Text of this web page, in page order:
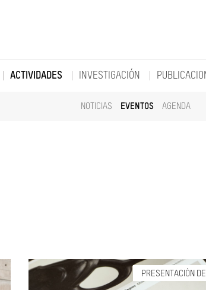
ACTIVIDADES
NOTICIAS EVENTOS AGENDA
INVESTIGACIÓN
PRESENTACIÓN